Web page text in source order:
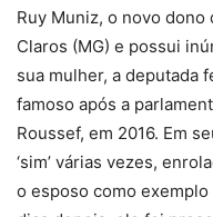
Ruy Muniz, o novo
Claros (MG) e possui
sua mulher, a deputada
famoso após a
Roussef, em 2016. Em
‘sim’ várias vezes,
o esposo como